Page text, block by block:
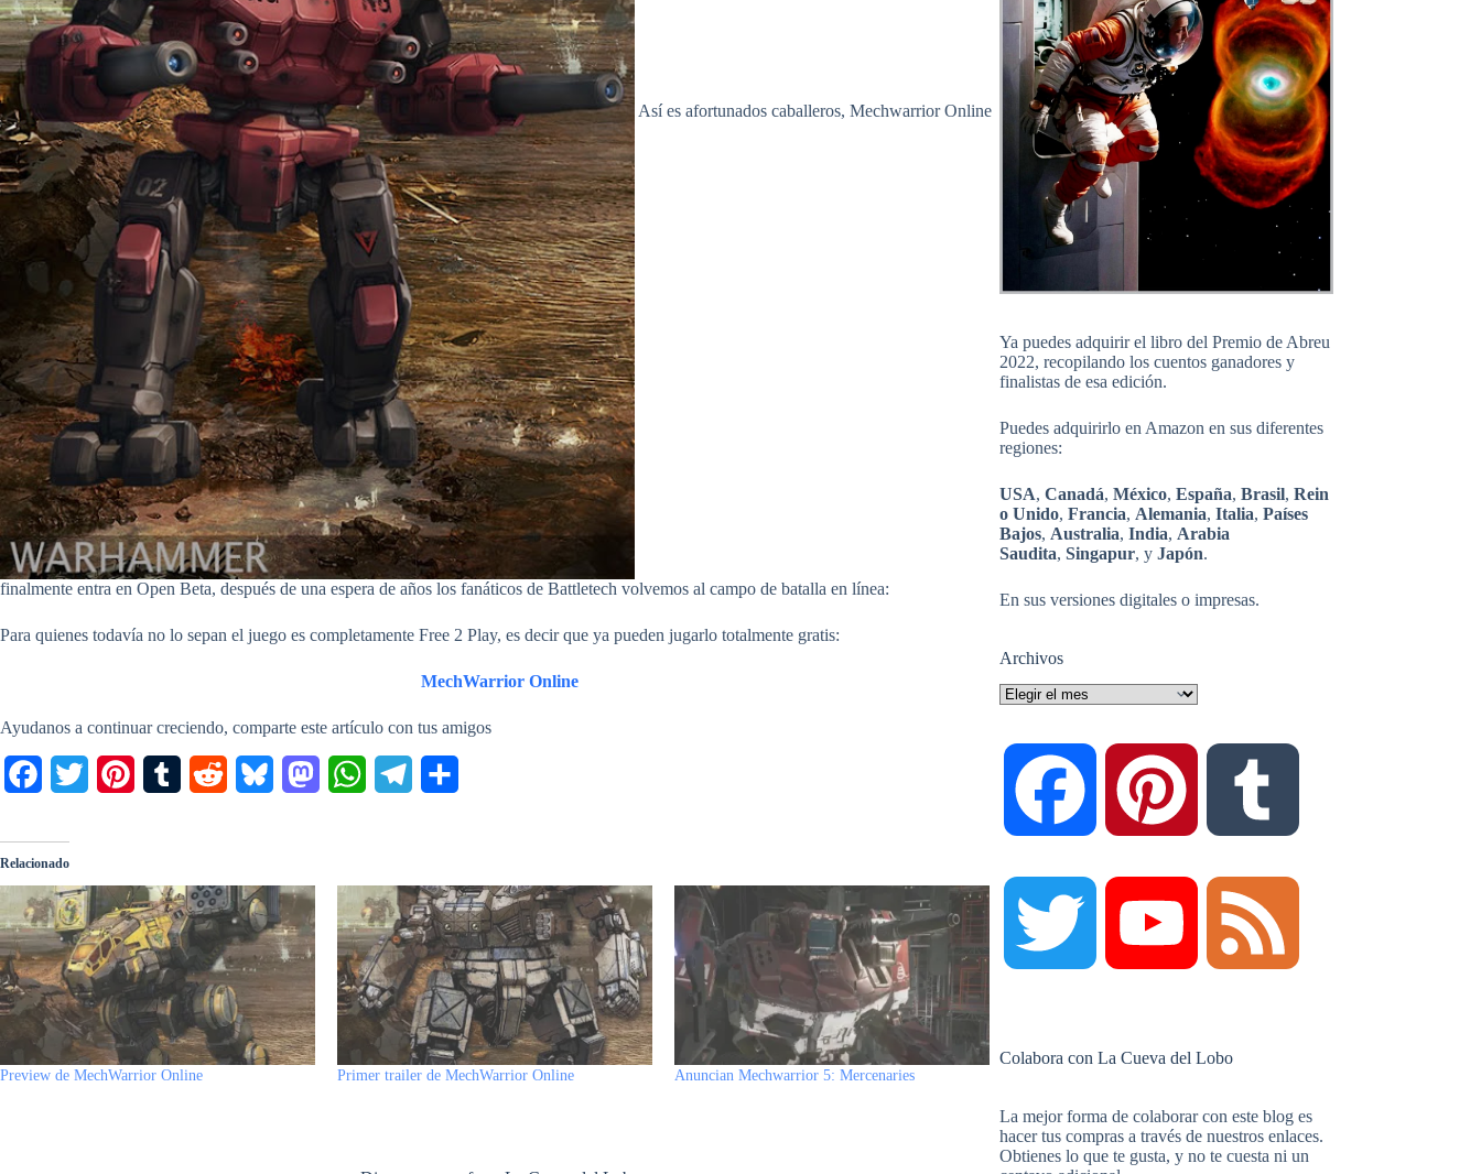
Así es afortunados caballeros, Mechwarrior Online
finalmente entra en Open Beta, después de una espera de años los fanáticos de Battletech volvemos al campo de batalla en línea:
Para quienes todavía no lo sepan el juego es completamente Free 2 Play, es decir que ya pueden jugarlo totalmente gratis:
MechWarrior Online
Ayudanos a continuar creciendo, comparte este artículo con tus amigos
c
e
b
o
o
k
t
t
e
r
t
e
r
t
b
l
r
d
t
e
s
k
M
W
t
s
A
p
p
e
g
r
a
m
p
a
r
t
i
r
Relacionado
Preview de MechWarrior Online Primer trailer de MechWarrior Online Anuncian Mechwarrior 5: Mercenaries
Ya puedes adquirir el libro del Premio de Abreu
2022, recopilando los cuentos ganadores y
finalistas de esa edición.
Puedes adquirirlo en Amazon en sus diferentes
regiones:
USA,Canadá,México,España,Brasil,Rein
o Unido,Francia, Alemania,Italia,Países
Bajos, Australia,India, Arabia
Saudita,Singapur, yJapón.
En sus versiones digitales o impresas.
Archivos
Archivos
e
b
t
e l
Colabora con La Cueva del Lobo
La mejor forma de colaborar con este blog es
hacer tus compras a través de nuestros enlaces.
Obtienes lo que te gusta, y no te cuesta ni un